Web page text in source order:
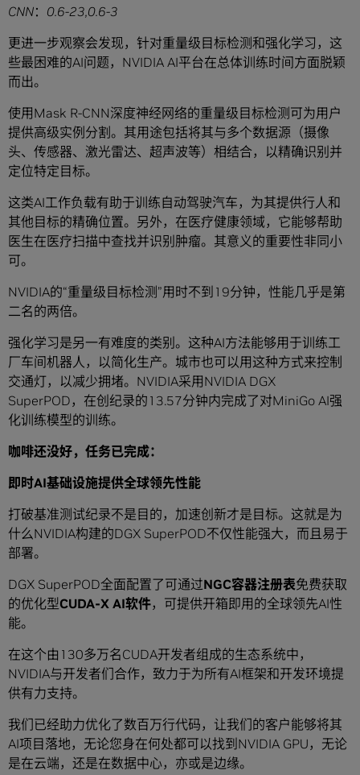
CNN： 0.6-23,0.6-3
更进一步观察会发现，针对重量级目标检测和强化学习，这
些最困难的AI问题，NVIDIA AI平台在总体训练时间方面脱颖
而出。
使用Mask R-CNN深度神经网络的重量级目标检测可为用户
提供高级实例分割。其用途包括将其与多个数据源（摄像
头、传感器、激光雷达、超声波等）相结合，以精确识别并
定位特定目标。
这类AI工作负载有助于训练自动驾驶汽车，为其提供行人和
其他目标的精确位置。另外，在医疗健康领域，它能够帮助
医生在医疗扫描中查找并识别肿瘤。其意义的重要性非同小
可。
NVIDIA的“重量级目标检测”用时不到19分钟，性能几乎是第
二名的两倍。
强化学习是另一有难度的类别。这种AI方法能够用于训练工
厂车间机器人，以简化生产。城市也可以用这种方式来控制
交通灯，以减少拥堵。NVIDIA采用NVIDIA DGX
SuperPOD，在创纪录的13.57分钟内完成了对MiniGo AI强
化训练模型的训练。
咖啡还没好，任务已完成：
即时AI基础设施提供全球领先性能
打破基准测试纪录不是目的，加速创新才是目标。这就是为
什么NVIDIA构建的DGX SuperPOD不仅性能强大，而且易于
部署。
DGX SuperPOD全面配置了可通过NGC容器注册表免费获取
的优化型CUDA-X AI软件，可提供开箱即用的全球领先AI性
能。
在这个由130多万名CUDA开发者组成的生态系统中，
NVIDIA与开发者们合作，致力于为所有AI框架和开发环境提
供有力支持。
我们已经助力优化了数百万行代码，让我们的客户能够将其
AI项目落地，无论您身在何处都可以找到NVIDIA GPU，无论
是在云端，还是在数据中心，亦或是边缘。